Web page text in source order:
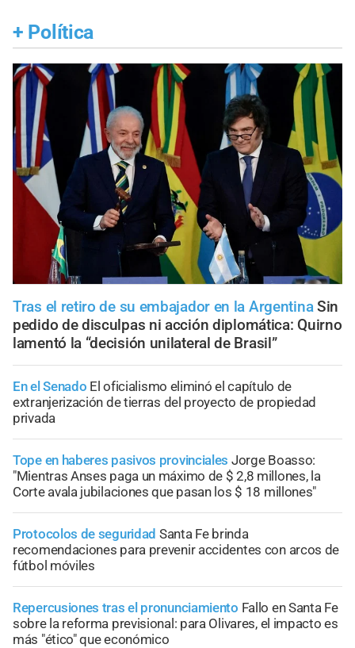
+ Política
Tras el retiro de su embajador en la Argentina Sin
pedido de disculpas ni acción diplomática: Quirno
lamentó la “decisión unilateral de Brasil”
En el Senado El oficialismo eliminó el capítulo de
extranjerización de tierras del proyecto de propiedad
privada
Tope en haberes pasivos provinciales Jorge Boasso:
"Mientras Anses paga un máximo de $ 2,8 millones, la
Corte avala jubilaciones que pasan los $ 18 millones"
Protocolos de seguridad Santa Fe brinda
recomendaciones para prevenir accidentes con arcos de
fútbol móviles
Repercusiones tras el pronunciamiento Fallo en Santa Fe
sobre la reforma previsional: para Olivares, el impacto es
más "ético" que económico